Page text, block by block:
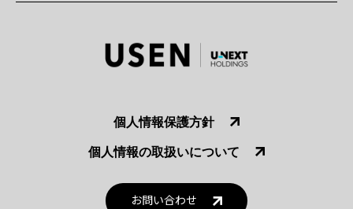
個人情報保護方針
個人情報の取扱いについて
お問い合わせ